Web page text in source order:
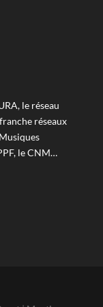
le réseau
réseaux
le CNM…